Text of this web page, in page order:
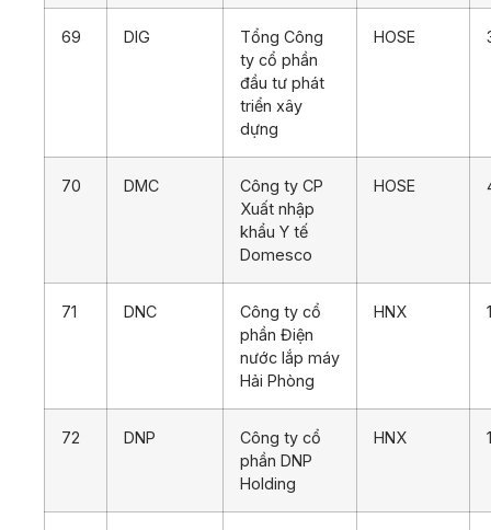
69 DIG
Tổng Công
ty cổ phần
đầu tư phát
triển xây
dựng
HOSE
70 DMC
Công ty CP
Xuất nhập
khẩu Y tế
Domesco
HOSE
71 DNC
Công ty cổ
phần Điện
nước lắp máy
Hải Phòng
HNX
72 DNP
Công ty cổ
phần DNP
Holding
HNX